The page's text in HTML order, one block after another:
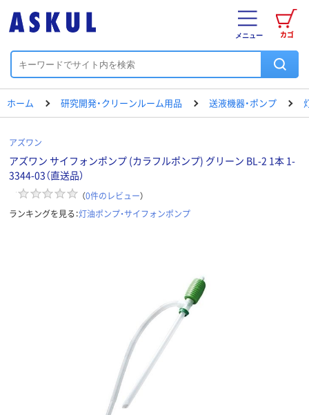
カゴ
メニュー
ホーム 研究開発・クリーンルーム用品 送液機器・ポンプ
アズワン
アズワン サイフォンポンプ (カラフルポンプ) グリーン BL-2 1本 1-
3344-03（直送品）
（0件のレビュー）
ランキングを見る：灯油ポンプ・サイフォンポンプ